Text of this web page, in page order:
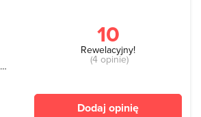
10
Rewelacyjny!
(4 opinie)
Dodaj opinię